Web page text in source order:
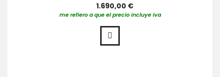
1.690,00 €
me refiero a que el precio incluye iva